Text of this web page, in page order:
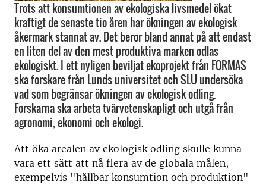
Trots att konsumtionen av ekologiska livsmedel ökat
kraftigt de senaste tio åren har ökningen av ekologisk
åkermark stannat av. Det beror bland annat på att endast
en liten del av den mest produktiva marken odlas
ekologiskt. I ett nyligen beviljat ekoprojekt från FORMAS
ska forskare från Lunds universitet och SLU undersöka
vad som begränsar ökningen av ekologisk odling.
Forskarna ska arbeta tvärvetenskapligt och utgå från
agronomi, ekonomi och ekologi.
Att öka arealen av ekologisk odling skulle kunna
vara ett sätt att nå flera av de globala målen,
exempelvis "hållbar konsumtion och produktion"